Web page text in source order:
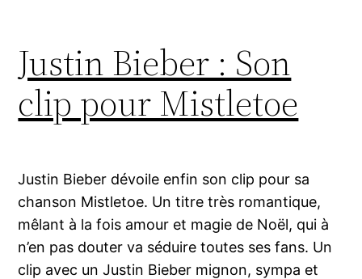
Justin Bieber : Son
clip pour Mistletoe
Justin Bieber dévoile enfin son clip pour sa
chanson Mistletoe. Un titre très romantique,
mêlant à la fois amour et magie de Noël, qui à
n’en pas douter va séduire toutes ses fans. Un
clip avec un Justin Bieber mignon, sympa et